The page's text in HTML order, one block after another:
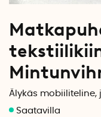
Älykäs mobiiliteline,